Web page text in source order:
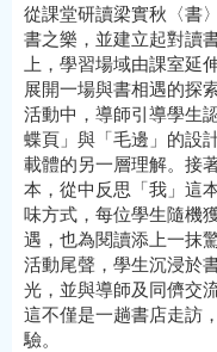
從課堂研讀梁實秋〈書
書之樂，並建立起對讀
上，學習場域由課室延
展開一場與書相遇的探索
活動中，導師引導學生
蝶頁」與「毛邊」的設
載體的另一層理解。接
本，從中反思「我」這
味方式，每位學生隨機
遇，也為閱讀添上一抹驚
活動尾聲，學生沉浸於
光，並與導師及同儕交
這不僅是一趟書店走訪
驗。